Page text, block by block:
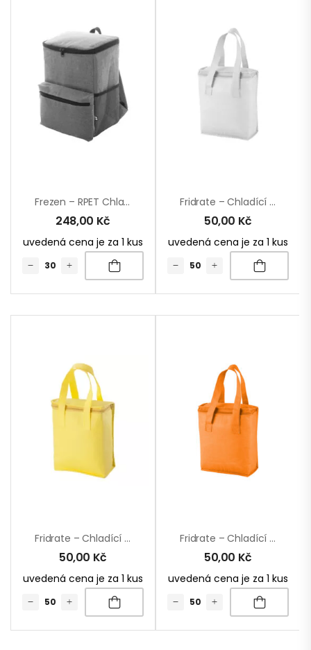
Frezen – RPET Chladící Batoh
248,00 Kč
uvedená cena je za 1 kus
Fridrate – Chladící Taška
50,00 Kč
uvedená cena je za 1 kus
Fridrate – Chladící Taška
50,00 Kč
uvedená cena je za 1 kus
Fridrate – Chladící Taška
50,00 Kč
uvedená cena je za 1 kus